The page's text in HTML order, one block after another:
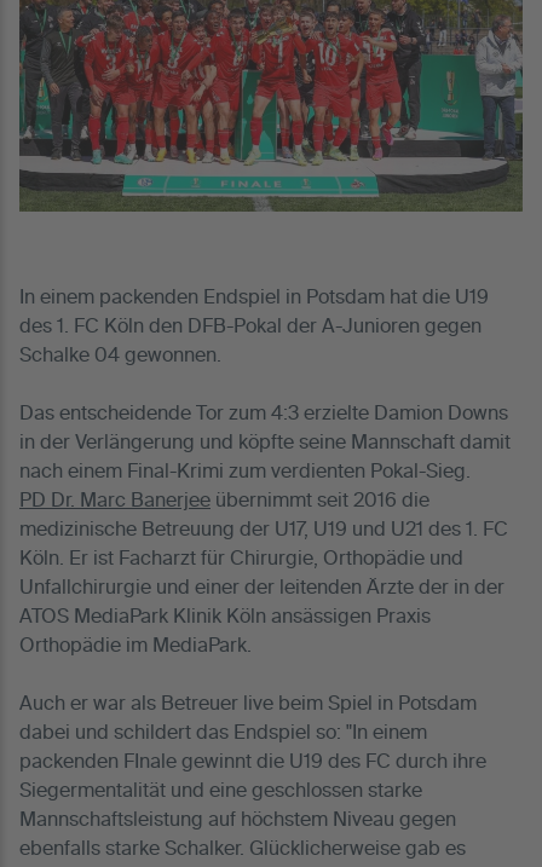
In einem packenden Endspiel in Potsdam hat die U19
des 1. FC Köln den DFB-Pokal der A-Junioren gegen
Schalke 04 gewonnen.
Das entscheidende Tor zum 4:3 erzielte Damion Downs
in der Verlängerung und köpfte seine Mannschaft damit
nach einem Final-Krimi zum verdienten Pokal-Sieg.
PD Dr. Marc Banerjee übernimmt seit 2016 die
medizinische Betreuung der U17, U19 und U21 des 1. FC
Köln. Er ist Facharzt für Chirurgie, Orthopädie und
Unfallchirurgie und einer der leitenden Ärzte der in der
ATOS MediaPark Klinik Köln ansässigen Praxis
Orthopädie im MediaPark.
Auch er war als Betreuer live beim Spiel in Potsdam
dabei und schildert das Endspiel so: "In einem
packenden FInale gewinnt die U19 des FC durch ihre
Siegermentalität und eine geschlossen starke
Mannschaftsleistung auf höchstem Niveau gegen
ebenfalls starke Schalker. Glücklicherweise gab es